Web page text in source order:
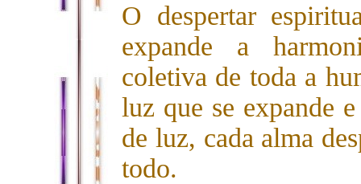
O despertar
expande a
coletiva de toda a
luz que se expande
de luz, cada alma
todo.